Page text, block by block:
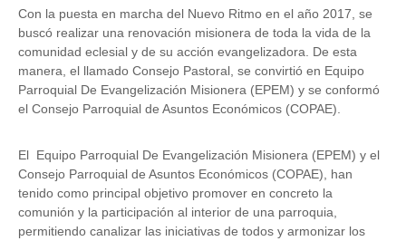
Con la puesta en marcha del Nuevo Ritmo en el año 2017, se
buscó realizar una renovación misionera de toda la vida de la
comunidad eclesial y de su acción evangelizadora. De esta
manera, el llamado Consejo Pastoral, se convirtió en Equipo
Parroquial De Evangelización Misionera (EPEM) y se conformó
el Consejo Parroquial de Asuntos Económicos (COPAE).
El Equipo Parroquial De Evangelización Misionera (EPEM) y el
Consejo Parroquial de Asuntos Económicos (COPAE), han
tenido como principal objetivo promover en concreto la
comunión y la participación al interior de una parroquia,
permitiendo canalizar las iniciativas de todos y armonizar los